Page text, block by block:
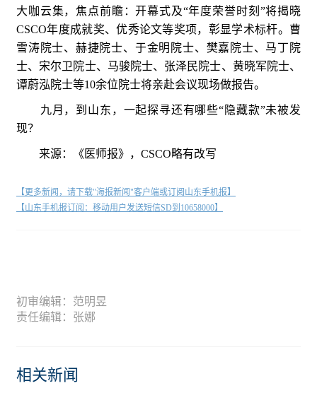
大咖云集，焦点前瞻：开幕式及“年度荣誉时刻”将揭晓
CSCO年度成就奖、优秀论文等奖项，彰显学术标杆。曹
雪涛院士、赫捷院士、于金明院士、樊嘉院士、马丁院
士、宋尔卫院士、马骏院士、张泽民院士、黄晓军院士、
谭蔚泓院士等10余位院士将亲赴会议现场做报告。
九月，到山东，一起探寻还有哪些“隐藏款”未被发
现？
来源：《医师报》，CSCO略有改写
【更多新闻，请下载"海报新闻"客户端或订阅山东手机报】
【山东手机报订阅：移动用户发送短信SD到10658000】
初审编辑：范明昱
责任编辑：张娜
相关新闻